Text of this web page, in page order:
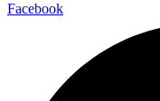
Facebook